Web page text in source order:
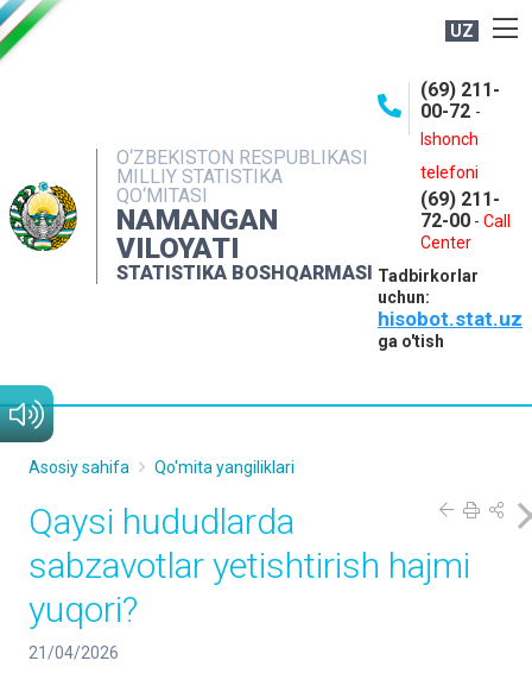
UZ
O‘ZBEKISTON RESPUBLIKASI
MILLIY STATISTIKA
QO‘MITASI
NAMANGAN
VILOYATI
STATISTIKA BOSHQARMASI
(69) 211-
00-72 -
Ishonch
telefoni
(69) 211-
72-00 - Call
Center
Tadbirkorlar
uchun:
hisobot.stat.uz
ga o'tish
NASHRLAR
INTERAKTIV XIZMATLAR
MATBUOT XIZMATI
MUROJAATLAR
Asosiy sahifa Qo'mita yangiliklari
Qaysi hududlarda
sabzavotlar yetishtirish hajmi
yuqori?
21/04/2026